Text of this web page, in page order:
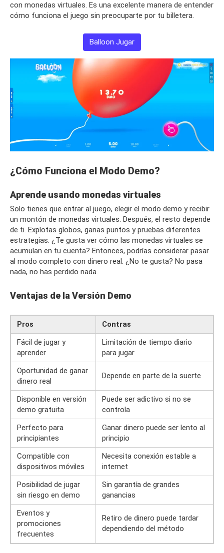
con monedas virtuales. Es una excelente manera de entender
cómo funciona el juego sin preocuparte por tu billetera.
Balloon Jugar
¿Cómo Funciona el Modo Demo?
Aprende usando monedas virtuales
Solo tienes que entrar al juego, elegir el modo demo y recibir
un montón de monedas virtuales. Después, el resto depende
de ti. Explotas globos, ganas puntos y pruebas diferentes
estrategias. ¿Te gusta ver cómo las monedas virtuales se
acumulan en tu cuenta? Entonces, podrías considerar pasar
al modo completo con dinero real. ¿No te gusta? No pasa
nada, no has perdido nada.
Ventajas de la Versión Demo
Pros
Contras
Fácil de jugar y
aprender
Limitación de tiempo diario
para jugar
Oportunidad de ganar
dinero real
Depende en parte de la suerte
Disponible en versión
demo gratuita
Puede ser adictivo si no se
controla
Perfecto para
principiantes
Ganar dinero puede ser lento al
principio
Compatible con
dispositivos móviles
Necesita conexión estable a
internet
Posibilidad de jugar
sin riesgo en demo
Sin garantía de grandes
ganancias
Eventos y
promociones
frecuentes
Retiro de dinero puede tardar
dependiendo del método